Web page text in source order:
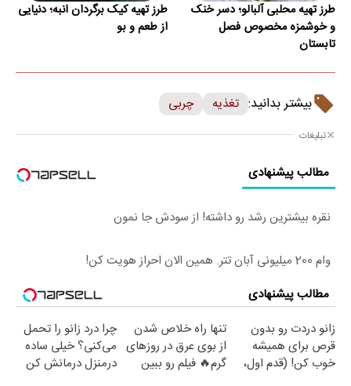
طرز تهیه محلبی آلبالو؛ دسر خنک
و خوشمزه مخصوص فصل
تابستان
طرز تهیه کیک برگردان انبه؛ دنیایی
از طعم و بو
بیشتر بدانید: تغذیه چربی
تبلیغات
مطالب پیشنهادی
نقره بیشترین رشد رو داشته! از سودش جا نمون
وام 200 میلیونی آبان تتر. همین الان احراز هویت کن!
مطالب پیشنهادی
زانو دردت رو بدون
قرص برای همیشه
خوب کن! (قدم اول،
تنها راه خلاص شدن
از بوی عرق در روزهای
گرم🔥 فیلم رو ببین
چرا درد زانو را تحمل
می‌کنی؟ خیلی ساده
درمنزل درمانش کن